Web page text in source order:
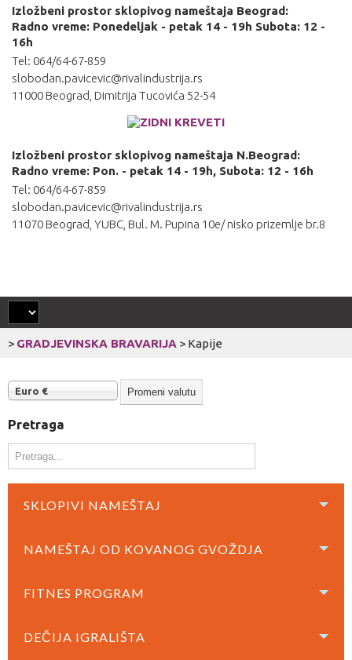
Izložbeni prostor sklopivog nameštaja Beograd:
Radno vreme: Ponedeljak - petak 14 - 19h Subota: 12 -
16h
Tel: 064/64-67-859
slobodan.pavicevic@rivalindustrija.rs
11000 Beograd, Dimitrija Tucovića 52-54
Izložbeni prostor sklopivog nameštaja N.Beograd:
Radno vreme: Pon. - petak 14 - 19h, Subota: 12 - 16h
Tel: 064/64-67-859
slobodan.pavicevic@rivalindustrija.rs
11070 Beograd, YUBC, Bul. M. Pupina 10e/ nisko prizemlje br.8
> GRADJEVINSKA BRAVARIJA > Kapije
Euro €
Pretraga
SKLOPIVI NAMEŠTAJ
NAMEŠTAJ OD KOVANOG GVOŽDJA
FITNES PROGRAM
DEČIJA IGRALIŠTA